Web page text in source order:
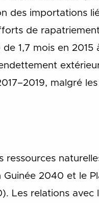
des importations
de
1,7 mois en
malgré
ressources
2040 et le
Les relations